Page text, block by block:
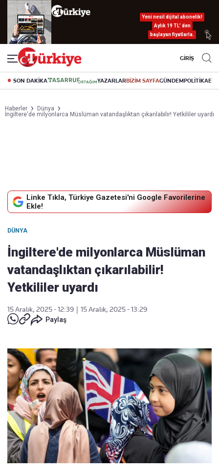
Yeni nesil dijital abonelik!
Aylık 19 TL’ den
başlayan fiyatlarla.
GİRİŞ
SON DAKİKA YAZARLARBİZİM SAYFAGÜNDEMPOLİTİKA
Haberler
Dünya
İngiltere'de milyonlarca Müslüman vatandaşlıktan çıkarılabilir! Yetkililer uyardı
Linke Tıkla, Türkiye Gazetesi'ni Google Favorilerine
Ekle!
DÜNYA
İngiltere'de milyonlarca Müslüman
vatandaşlıktan çıkarılabilir!
Yetkililer uyardı
15 Aralık, 2025 - 12:39
15 Aralık, 2025 - 13:29
Paylaş